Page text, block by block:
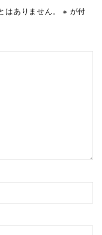
ありません。 ※ が付